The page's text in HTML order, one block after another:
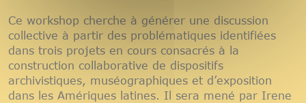
Ce workshop cherche à générer une discussion
collective à partir des problématiques identifiées
dans trois projets en cours consacrés à la
construction collaborative de dispositifs
archivistiques, muséographiques et d’exposition
dans les Amériques latines. Il sera mené par Irene